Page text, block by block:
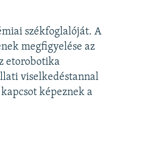
székfoglalóját. A
megfigyelése az
etorobotika
viselkedéstannal
képeznek a